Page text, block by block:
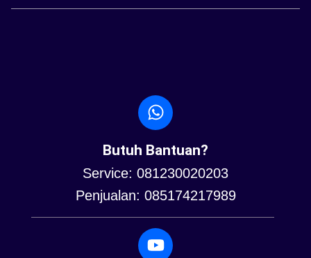
Butuh Bantuan?
Service: 081230020203
Penjualan: 085174217989